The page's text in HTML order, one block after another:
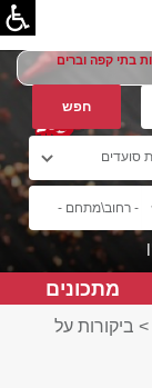
בתי קפה וברים
מתכונים
> ביקורות על